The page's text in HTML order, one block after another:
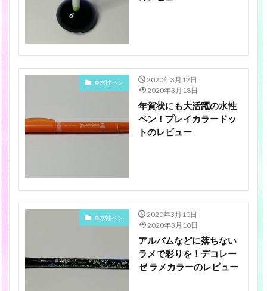
♻️水性ペン
2020年3月12日
2020年3月18日
年賀状にも大活躍の水性
ペン！プレイカラードッ
トのレビュー
♻️水性ペン
2020年3月10日
2020年3月10日
アルバムなどに落ちない
ラメで彩りを！デコレー
ゼ ラメカラーのレビュー